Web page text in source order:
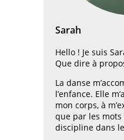
Sarah
Hello ! Je suis
Que dire à
La danse
l’enfance. Elle
mon corps, à
que par les
discipline dans